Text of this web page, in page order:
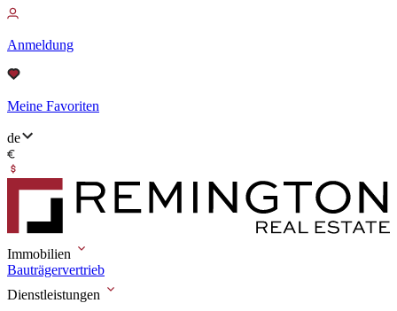
Anmeldung
Meine Favoriten
de
Immobilien
Bauträgervertrieb
Dienstleistungen